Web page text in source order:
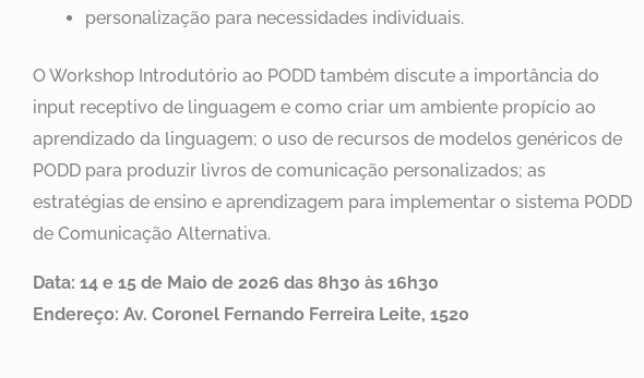
personalização para necessidades individuais.
O Workshop Introdutório ao PODD também discute a importância do
input receptivo de linguagem e como criar um ambiente propício ao
aprendizado da linguagem; o uso de recursos de modelos genéricos de
PODD para produzir livros de comunicação personalizados; as
estratégias de ensino e aprendizagem para implementar o sistema PODD
de Comunicação Alternativa.
Data: 14 e 15 de Maio de 2026 das 8h30 às 16h30
Endereço: Av. Coronel Fernando Ferreira Leite, 1520